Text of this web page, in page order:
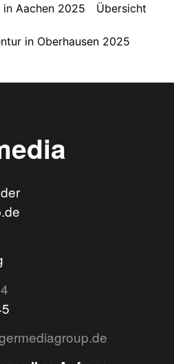
Aachen 2025 Übersicht
in Oberhausen 2025